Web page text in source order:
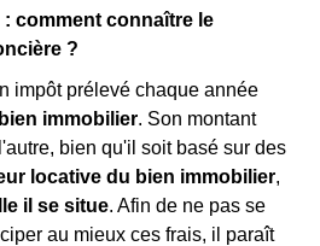
comment connaître le
?
impôt prélevé chaque année
bien immobilier. Son montant
bien qu'il soit basé sur des
locative du bien immobilier,
il se situe. Afin de ne pas se
au mieux ces frais, il paraît